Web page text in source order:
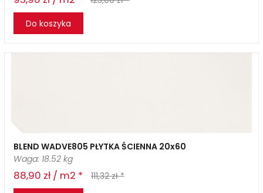
Do koszyka
BLEND WADVE805 PŁYTKA ŚCIENNA 20x60
Waga: 18.52 kg
88,90 zł / m2 *
111,32 zł *